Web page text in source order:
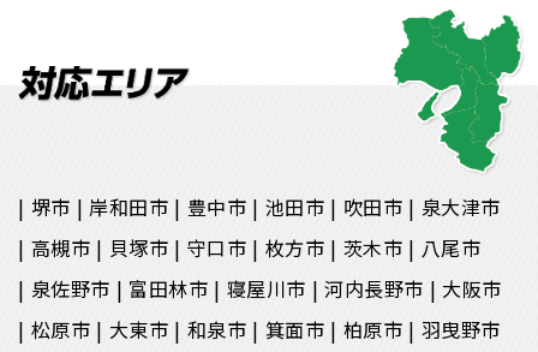
堺市 岸和田市 豊中市 池田市 吹田市
泉大津市
高槻市
貝塚市 守口市 枚方市 茨木市
八尾市
泉佐野市
富田林市 寝屋川市 河内長野市
大阪市
松原市
大東市 和泉市 箕面市 柏原市
羽曳野市